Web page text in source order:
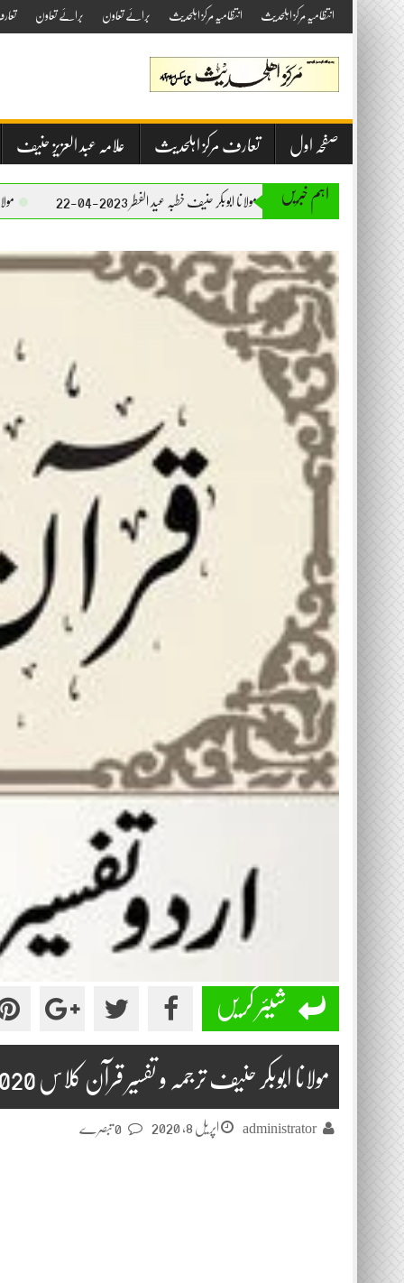
Skip
to
content
انتظامیہ مرکز اہلحدیث انتظامیہ مرکز اہلحدیث برائے تعاون برائے تعاون
صفحہ اول تعارف مرکز اہلحدیث علامہ عبد العزیز حنیف
اہم خبریں
مولانا ابوبکر حنیف خطبہ عید الفطر 2023-04-22 مولانا ابوبکر حنیف خطبہ
شیئر کریں
مولانا ابوبکر حنیف ترجمہ و تفسیر قرآن کلاس 2020-03-31
administrator اپریل 8, 2020